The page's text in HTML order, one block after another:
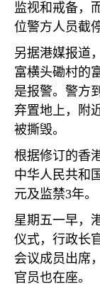
监视和戒备，
位警方人员截
另据港媒报道
富横头磡村的
是报警。警方
弃置地上，附
被撕毁。
根据修订的香
中华人民共和
元及监禁3年。
星期五一早，
仪式，行政长
会议成员出席
官员也在座。